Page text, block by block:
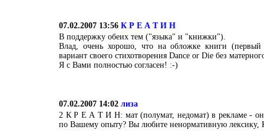
07.02.2007 13:56 К Р Е А Т И Н
В поддержку обеих тем ("языка" и "книжки").
Влад, очень хорошо, что на обложке книги (первый
вариант своего стихотворения Dance or Die без
Я с Вами полностью согласен! :-)
07.02.2007 14:02 лиза
2 К Р Е А Т И Н: мат (полумат, недомат) в рекламе - он
по Вашему опыту? Вы любите ненормативную лексику,